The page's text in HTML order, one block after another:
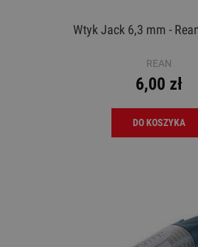
Wtyk Jack 6,3 mm -
REAN
6,00 zł
DO KOSZYKA